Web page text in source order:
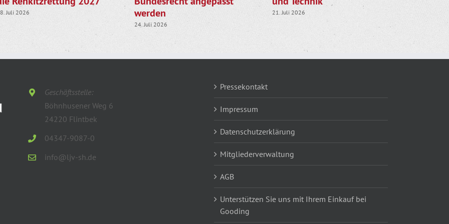
Juli 2026
werden
24. Juli 2026
21. Juli 2026
Geschäftsstelle:
Böhnhusener Weg 6
24220 Flintbek
04347-9087-0
info@ljv-sh.de
Pressekontakt
Impressum
Datenschutzerklärung
Mitgliederverwaltung
AGB
Unterstützen Sie uns mit Ihrem Einkauf bei
Gooding